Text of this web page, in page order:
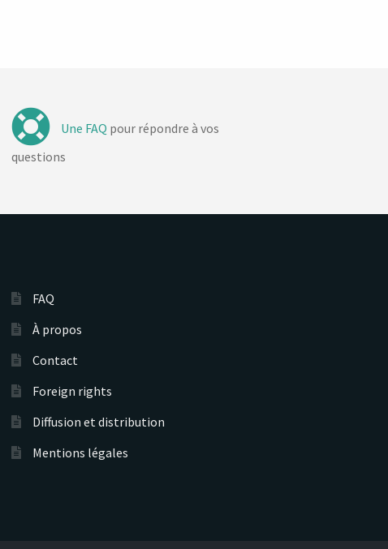
Une FAQ pour répondre à vos
questions
FAQ
À propos
Contact
Foreign rights
Diffusion et distribution
Mentions légales